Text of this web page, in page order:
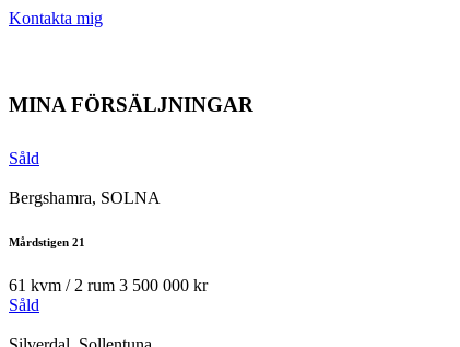
Kontakta mig
MINA FÖRSÄLJNINGAR
Såld
Bergshamra, SOLNA
Mårdstigen 21
61 kvm / 2 rum 3 500 000 kr
Såld